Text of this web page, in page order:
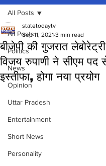
All Posts
Politics
News
Opinion
Uttar Pradesh
Entertainment
Short News
Personality
All Posts
बीजेपी की गुजरात
विजय रुपाणी ने सीएम पद
इस्तीफा, होगा नया प्रयोग
statetodaytv
Sep 11, 2021 3 min read